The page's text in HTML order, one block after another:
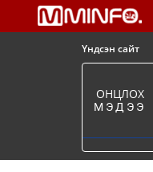
Үндсэн сайт
ОНЦЛОХ
МЭДЭЭ